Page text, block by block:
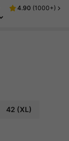
4.90 (1000+)
42 (XL)